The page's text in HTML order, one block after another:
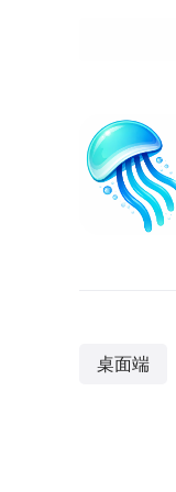
桌面端